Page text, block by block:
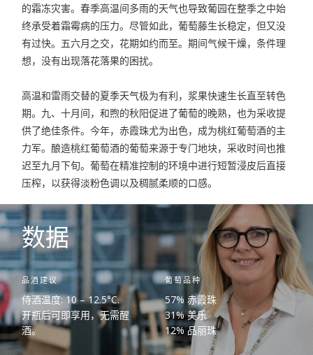
的霜冻灾害。春季高温间多雨的天气也导致葡园在整季之中始
终承受着霜霉病的压力。尽管如此，葡萄藤生长稳定，但又没
有过快。五六月之交，花期如约而至。期间气候干燥，条件理
想，没有出现落花落果的困扰。
高温和雷雨交替的夏季天气极为有利，浆果快速生长直至转色
期。九、十月间，和煦的秋阳促进了葡萄的晚熟，也为采收提
供了绝佳条件。今年，赤霞珠尤为出色，成为桃红葡萄酒的主
力军。酿造桃红葡萄酒的葡萄来源于专门地块，采收时间也推
迟至九月下旬。葡萄在精准控制的环境中进行短暂浸皮后直接
压榨，以获得淡粉色调以及稠腻柔顺的口感。
数据
品酒建议
侍酒温度:10 – 12.5°C.
开瓶后可即享用，无需醒
酒。
葡萄品种
57% 赤霞珠
31%美乐
12%品丽珠